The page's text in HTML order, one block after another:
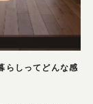
らしってどんな感